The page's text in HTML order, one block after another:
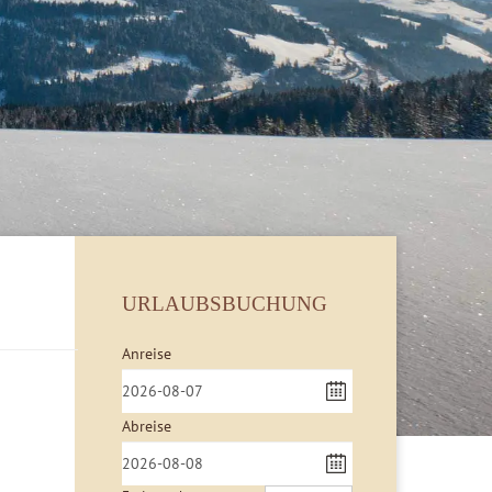
URLAUBSBUCHUNG
Anreise
Abreise